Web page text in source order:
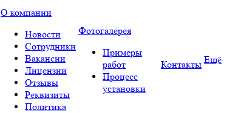
О компании
Новости
Сотрудники
Вакансии
Лицензии
Отзывы
Реквизиты
Политика
Фотогалерея
Примеры
работ
Процесс
установки
Контакты Ещё